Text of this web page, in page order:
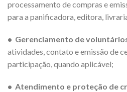
processamento de compras e
para a panificadora, editora,
• Gerenciamento de
atividades, contato e emissão de
participação, quando aplicável;
• Atendimento e proteção de